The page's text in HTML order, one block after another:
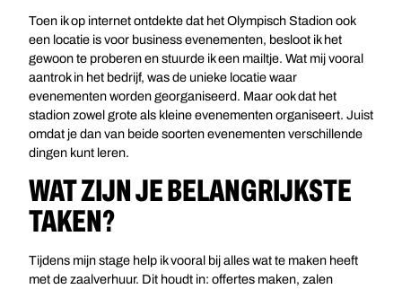
Toen ik op internet ontdekte dat het Olympisch Stadion ook
een locatie is voor business evenementen, besloot ik het
gewoon te proberen en stuurde ik een mailtje. Wat mij vooral
aantrok in het bedrijf, was de unieke locatie waar
evenementen worden georganiseerd. Maar ook dat het
stadion zowel grote als kleine evenementen organiseert. Juist
omdat je dan van beide soorten evenementen verschillende
dingen kunt leren.
WAT ZIJN JE BELANGRIJKSTE
TAKEN?
Tijdens mijn stage help ik vooral bij alles wat te maken heeft
met de zaalverhuur. Dit houdt in: offertes maken, zalen